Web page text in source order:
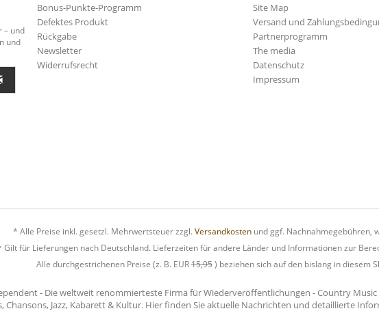
– und
und
Bonus-Punkte-Programm
Defektes Produkt
Rückgabe
Newsletter
Widerrufsrecht
Site Map
Versand und
Partnerprogramm
The media
Datenschutz
Impressum
* Alle Preise inkl. gesetzl. Mehrwertsteuer zzgl. Versandkostenund ggf. Nachnahmegebühren,
für Lieferungen nach Deutschland. Lieferzeiten für andere Länder und Informationen zur
Alle durchgestrichenen Preise (z. B. EUR15,95) beziehen sich auf den bislang in diesem
- Die weltweit renommierteste Firma für Wiederveröffentlichungen - Country
Chansons, Jazz, Kabarett & Kultur. Hier finden Sie aktuelle Nachrichten und detaillierte